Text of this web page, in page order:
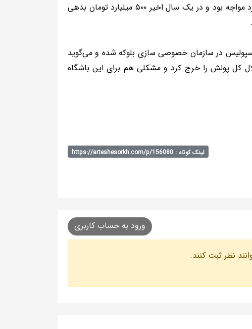
شهریاری ادامه داد: پرسپولیس با بدهی انباشته بیش از هزار میلیارد مواجه بود و در یک سال اخیر ۵۰۰ میلیارد تومان بدهی
داد: ۱۸۰ میلیارد تومان پول پرسپولیس در سازمان خصوصی سازی بلوکه شده و می‌گوید
کل پولش را خرج کرد و مشکلی هم برای این باشگاه
لینک کوتاه : https://arteshesorkh.com/p/156080
ورود به حساب کاربری
نظر ثبت کنند.